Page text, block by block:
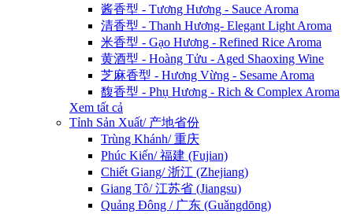
酱香型 - Tương Hương - Sauce Aroma
清香型 - Thanh Hương- Elegant Light Aroma
米香型 - Gạo Hương - Refined Rice Aroma
黄酒型 - Hoàng Tửu - Aged Shaoxing Wine
芝麻香型 - Hương Vừng - Sesame Aroma
馥香型 - Phụ Hương - Rich & Complex Aroma
Xem tất cả
Tỉnh Sản Xuất/ 产地省份
Trùng Khánh/ 重庆
Phúc Kiến/ 福建 (Fujian)
Chiết Giang/ 浙江 (Zhejiang)
Giang Tô/ 江苏省 (Jiangsu)
Quảng Đông / 广东 (Guǎngdōng)